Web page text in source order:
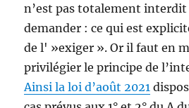
n’est pas totalement interdit
demander : ce qui est
de l' »exiger ». Or il faut en
privilégier le principe de
Ainsi la loi d’août 2021